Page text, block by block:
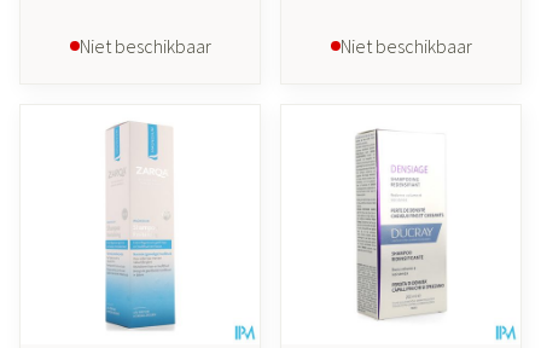
Niet beschikbaar Niet beschikbaar